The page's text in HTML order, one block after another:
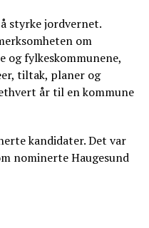
styrke jordvernet.
om
fylkeskommunene,
tiltak, planer og
år til en kommune
kandidater. Det var
nominerte Haugesund